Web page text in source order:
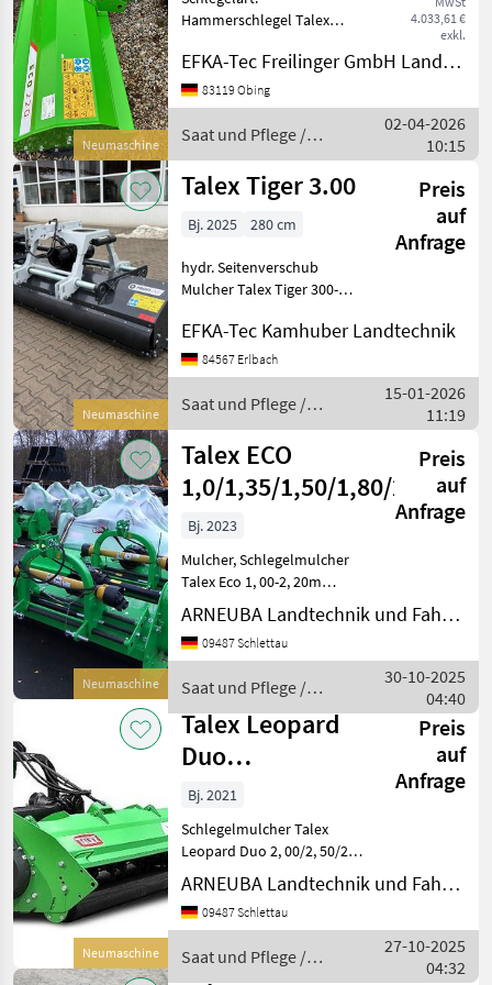
Neumaschine
4.033,61 €
exkl.
Hammerschlegel Talex
Gewicht: 455 kg
Arbeitsbreite: 2, 20 m min.
Leistungsbedarf: 60 PS
Anzahl der
EFKA-Tec Freilinger GmbH Landmaschinen
83119 Obing
Saat und Pflege /
Talex
02-04-2026
10:15
Neumaschine
Talex Tiger 3.00
Preis
auf
Anfrage
Bj. 2025 280 cm
hydr. Seitenverschub
Mulcher Talex Tiger 300-
Heckanbau-
Schlegelmulcher-
Hydraulischer
Seitenverschub Talex- Profi-
EFKA-Tec Kamhuber Landtechnik
84567 Erlbach
Saat und Pflege /
Talex
15-01-2026
11:19
Neumaschine
Talex ECO
1,0/1,35/1,50/1,80/2,0/
Preis
auf
Anfrage
Bj. 2023
Mulcher, Schlegelmulcher
Talex Eco 1, 00-2, 20m
*sofort verfügbar*
Arbeitsbreite 1, 00m – 2500,
00€ netto Arbeitsbreite 1,
Arbeitsbreite 1, 50m – 310
ARNEUBA Landtechnik und Fahrzeuge GmbH Vertrieb und Service
09487 Schlettau
Saat und Pflege /
Talex
30-10-2025
04:40
Neumaschine
Talex Leopard
Duo
2,00/2,50/2,80m
*Lagerware*
Preis
auf
Anfrage
Bj. 2021
Schlegelmulcher Talex
Leopard Duo 2, 00/2, 50/2,
80m *Lagerware*
Arbeitsbreite 2, 00m –
4200€ netto Arbeitsbreite 2,
Arbeitsbreite 2, 80m - 5200€
ARNEUBA Landtechnik und Fahrzeuge GmbH Vertrieb und Service
09487 Schlettau
Saat und Pflege /
Talex
27-10-2025
04:32